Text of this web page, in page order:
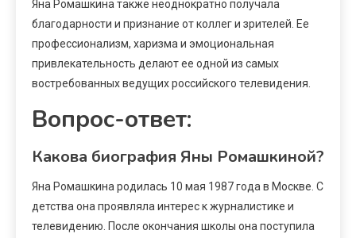
Яна Ромашкина также неоднократно получала
благодарности и признание от коллег и зрителей. Ее
профессионализм, харизма и эмоциональная
привлекательность делают ее одной из самых
востребованных ведущих российского телевидения.
Вопрос-ответ:
Какова биография Яны Ромашкиной?
Яна Ромашкина родилась 10 мая 1987 года в Москве. С
детства она проявляла интерес к журналистике и
телевидению. После окончания школы она поступила